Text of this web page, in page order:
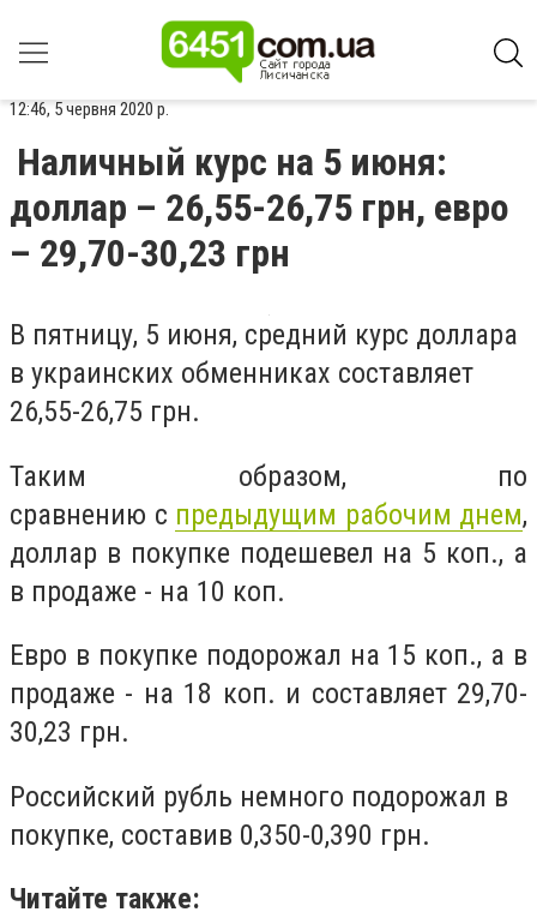
12:46, 5 червня 2020 р.
Наличный курс на 5 июня:
доллар – 26,55-26,75 грн, евро
– 29,70-30,23 грн
В пятницу, 5 июня, средний курс доллара
в украинских обменниках составляет
26,55-26,75 грн.
Таким образом, по
сравнению с предыдущим рабочим днем,
доллар в покупке подешевел на 5 коп., а
в продаже - на 10 коп.
Евро в покупке подорожал на 15 коп., а в
продаже - на 18 коп. и составляет 29,70-
30,23 грн.
Российский рубль немного подорожал в
покупке, составив 0,350-0,390 грн.
Читайте также: